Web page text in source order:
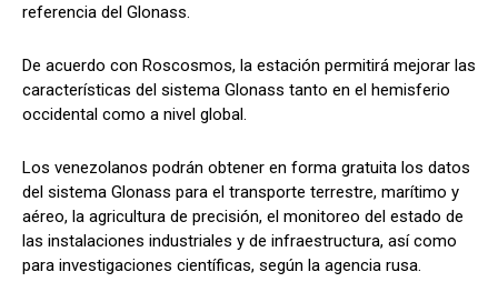
referencia del Glonass.
De acuerdo con Roscosmos, la estación permitirá mejorar las
características del sistema Glonass tanto en el hemisferio
occidental como a nivel global.
Los venezolanos podrán obtener en forma gratuita los datos
del sistema Glonass para el transporte terrestre, marítimo y
aéreo, la agricultura de precisión, el monitoreo del estado de
las instalaciones industriales y de infraestructura, así como
para investigaciones científicas, según la agencia rusa.